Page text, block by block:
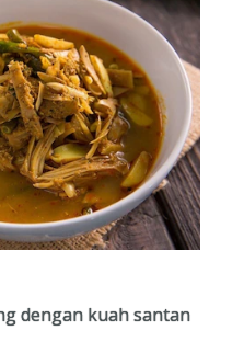
dengan kuah santan